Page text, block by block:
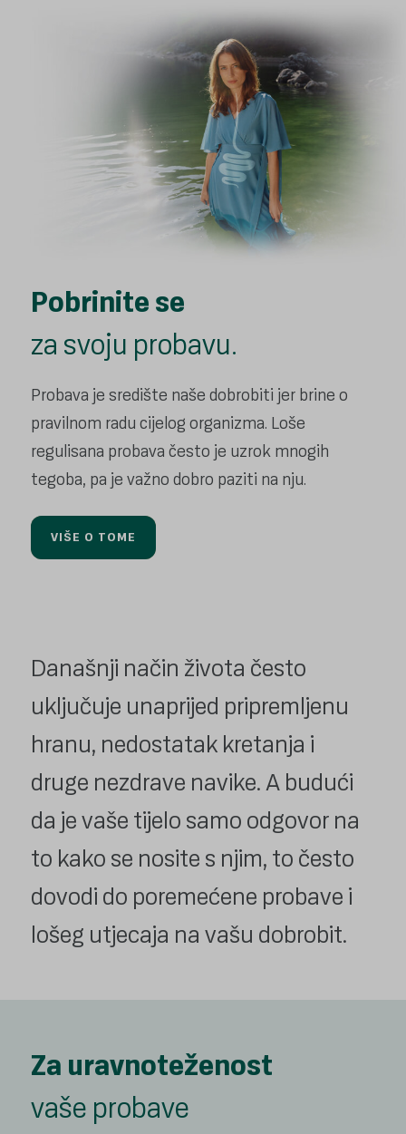
Probava je središte naše dobrobiti jer brine o
pravilnom radu cijelog organizma. Loše
regulisana probava često je uzrok mnogih
tegoba, pa je važno dobro paziti na nju.
VIŠE O TOME
Pobrinite se
za svoju probavu.
Današnji način života često
uključuje unaprijed pripremljenu
hranu, nedostatak kretanja i
druge nezdrave navike. A budući
da je vaše tijelo samo odgovor na
to kako se nosite s njim, to često
dovodi do poremećene probave i
lošeg utjecaja na vašu dobrobit.
Za uravnoteženost
vaše probave